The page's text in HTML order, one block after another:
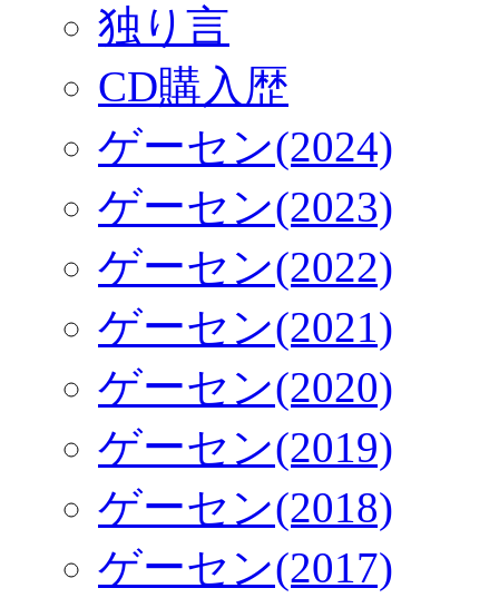
独り言
CD購入歴
ゲーセン(2024)
ゲーセン(2023)
ゲーセン(2022)
ゲーセン(2021)
ゲーセン(2020)
ゲーセン(2019)
ゲーセン(2018)
ゲーセン(2017)